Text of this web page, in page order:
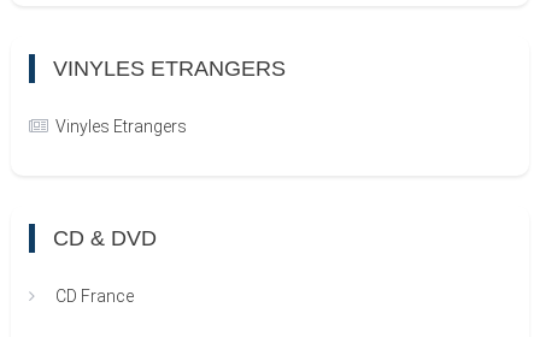
VINYLES ETRANGERS
Vinyles Etrangers
CD & DVD
CD France